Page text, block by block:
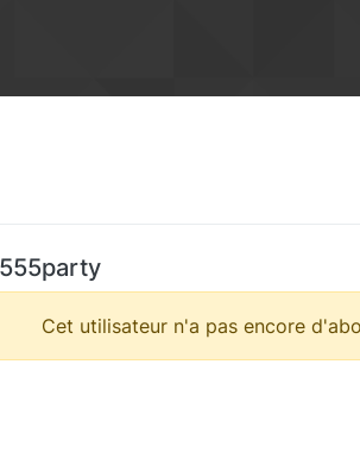
Cet utilisateur n'a pas encore